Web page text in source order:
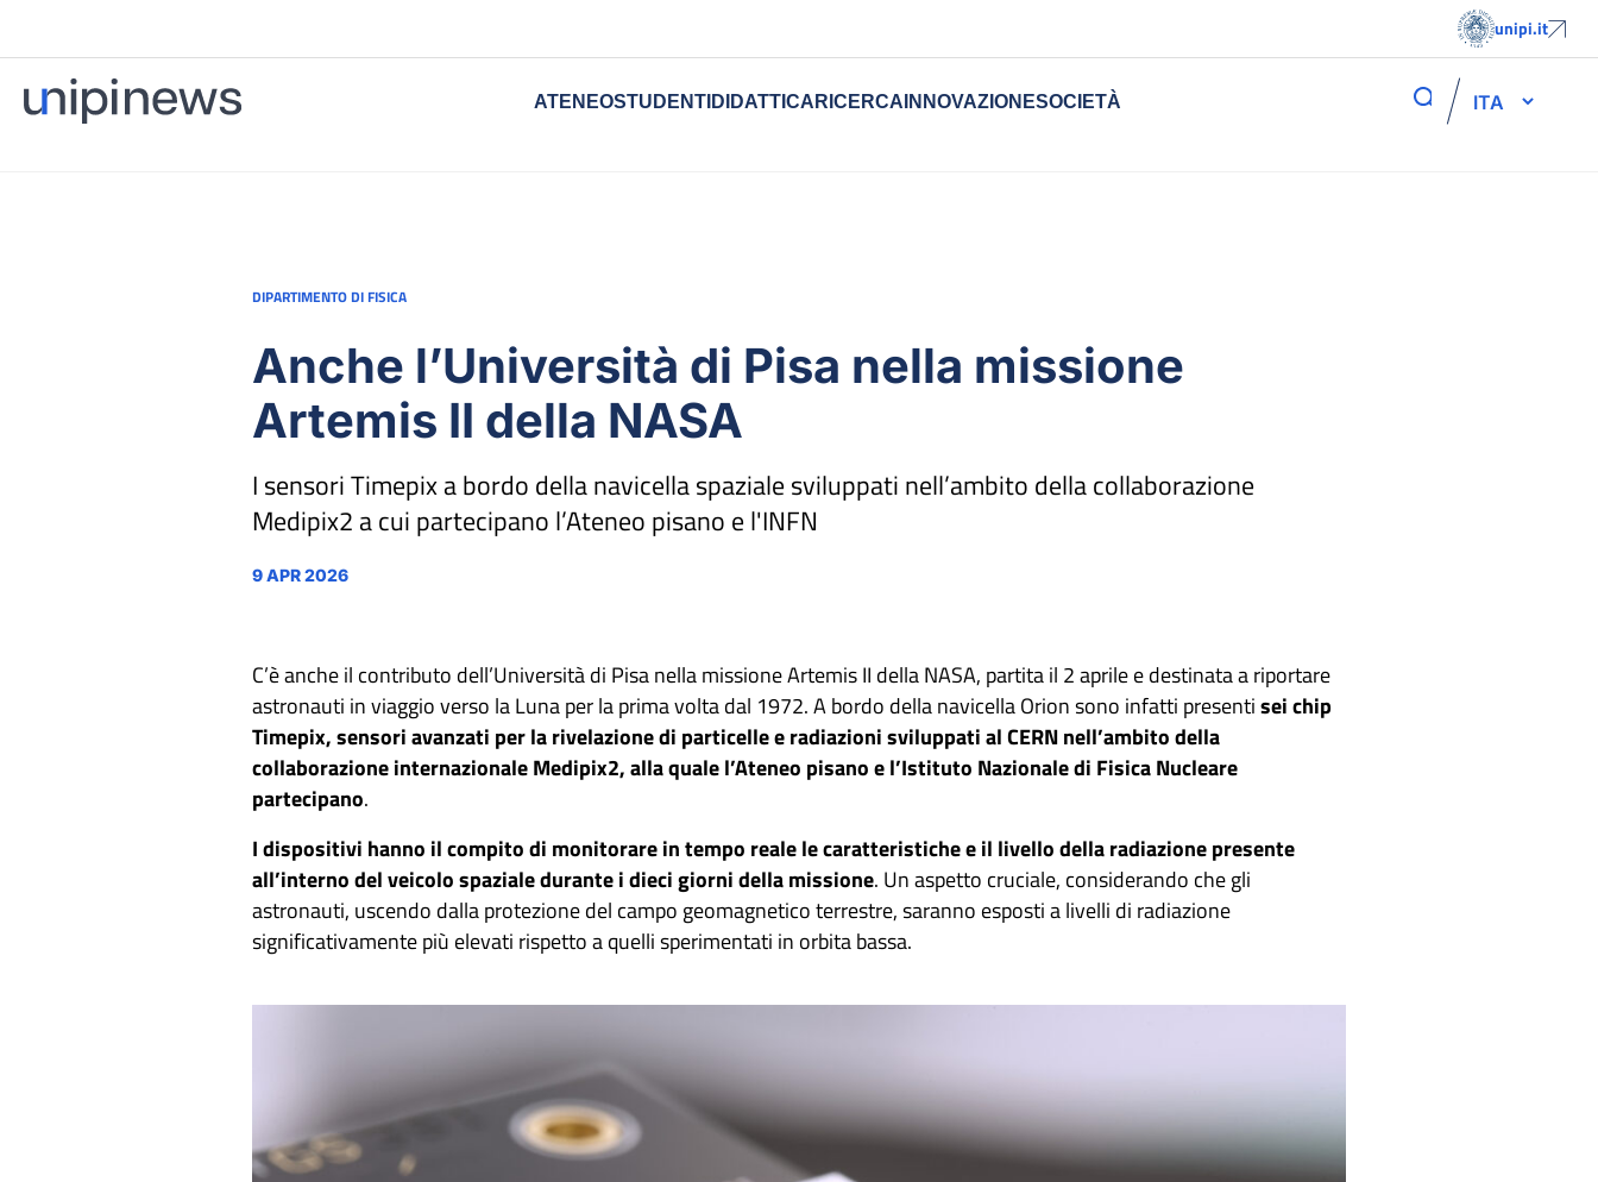
unipi.it
ATENEOSTUDENTI DIDATTICA RICERCA INNOVAZIONESOCIETÀ ITA
DIPARTIMENTO DI FISICA
Anche l’Università di Pisa nella missione
Artemis II della NASA
I sensori Timepix a bordo della navicella spaziale sviluppati nell’ambito della collaborazione
Medipix2 a cui partecipano l’Ateneo pisano e l'INFN
9 APR 2026
C’è anche il contributo dell’Università di Pisa nella missione Artemis II della NASA, partita il 2 aprile e destinata a riportare
astronauti in viaggio verso la Luna per la prima volta dal 1972. A bordo della navicella Orion sono infatti presentisei chip
Timepix, sensori avanzati per la rivelazione di particelle e radiazioni sviluppati al CERN nell’ambito della
collaborazione internazionale Medipix2, alla quale l’Ateneo pisano e l’Istituto Nazionale di Fisica Nucleare
partecipano.
I dispositivi hanno il compito di monitorare in tempo reale le caratteristiche e il livello della radiazione presente
all’interno del veicolo spaziale durante i dieci giorni della missione. Un aspetto cruciale, considerando che gli
astronauti, uscendo dalla protezione del campo geomagnetico terrestre, saranno esposti a livelli di radiazione
significativamente più elevati rispetto a quelli sperimentati in orbita bassa.